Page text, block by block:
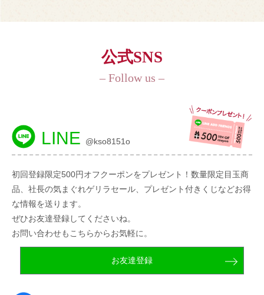
公式SNS
– Follow us –
LINE @kso8151o
初回登録限定500円オフクーポンをプレゼント！数量限定目玉商
品、社長の気まぐれゲリラセール、プレゼント付きくじなどお得
な情報を送ります。
ぜひお友達登録してくださいね。
お問い合わせもこちらからお気軽に。
お友達登録